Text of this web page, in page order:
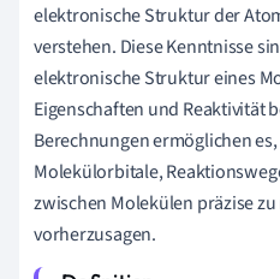
elektronische Struktur der
verstehen. Diese Kenntnisse
elektronische Struktur eines
Eigenschaften und Reaktivität
Berechnungen ermöglichen
Molekülorbitale,
zwischen Molekülen präzise
vorherzusagen.